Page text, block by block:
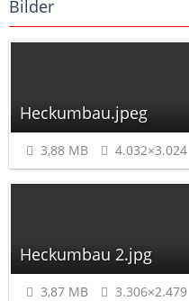
Bilder
Heckumbau.jpeg
3,88 MB 4.032×3.024
Heckumbau 2.jpg
3,87 MB 3.306×2.479